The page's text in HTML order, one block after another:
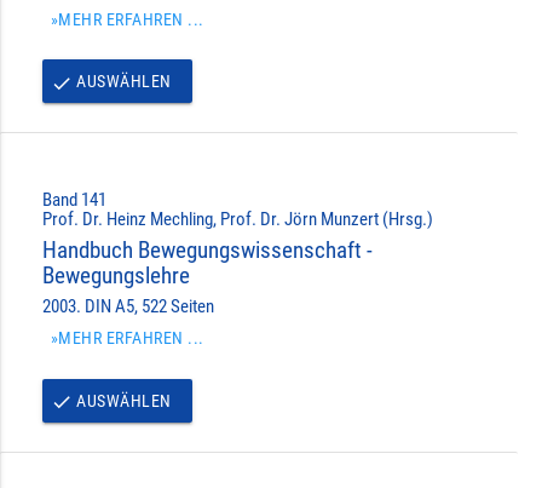
»MEHR ERFAHREN ...
done AUSWÄHLEN
Band 141
Prof. Dr. Heinz Mechling, Prof. Dr. Jörn Munzert (Hrsg.)
Handbuch Bewegungswissenschaft -
Bewegungslehre
2003. DIN A5, 522 Seiten
»MEHR ERFAHREN ...
done AUSWÄHLEN